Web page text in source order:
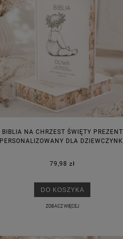
BIBLIA NA CHRZEST ŚWIĘTY PREZENT
PERSONALIZOWANY DLA DZIEWCZYNKI
79,98 zł
DO KOSZYKA
ZOBACZ WIĘCEJ